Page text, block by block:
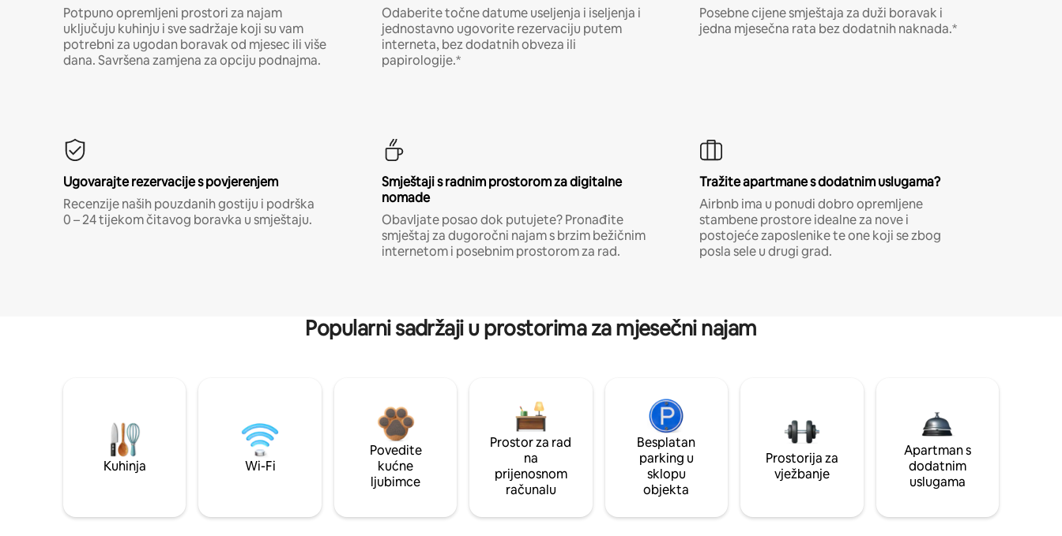
Potpuno opremljeni prostori za najam
uključuju kuhinju i sve sadržaje koji su vam
potrebni za ugodan boravak od mjesec ili više
dana. Savršena zamjena za opciju podnajma.
Odaberite točne datume useljenja i iseljenja i
jednostavno ugovorite rezervaciju putem
interneta, bez dodatnih obveza ili
papirologije.*
Posebne cijene smještaja za duži boravak i
jedna mjesečna rata bez dodatnih naknada.*
Ugovarajte rezervacije s povjerenjem
Recenzije naših pouzdanih gostiju i podrška
0 – 24 tijekom čitavog boravka u smještaju.
Smještaji s radnim prostorom za digitalne
nomade
Obavljate posao dok putujete? Pronađite
smještaj za dugoročni najam s brzim bežičnim
internetom i posebnim prostorom za rad.
Tražite apartmane s dodatnim uslugama?
Airbnb ima u ponudi dobro opremljene
stambene prostore idealne za nove i
postojeće zaposlenike te one koji se zbog
posla sele u drugi grad.
Popularni sadržaji u prostorima za mjesečni najam
Kuhinja Wi-Fi
Povedite
kućne
ljubimce
Prostor za rad
na
prijenosnom
računalu
Besplatan
parking u
sklopu
objekta
Prostorija za
vježbanje
Apartman s
dodatnim
uslugama